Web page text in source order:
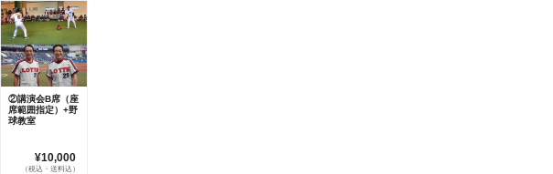
②講演会B席（座
席範囲指定）+野
球教室
¥10,000
（税込・送料込）